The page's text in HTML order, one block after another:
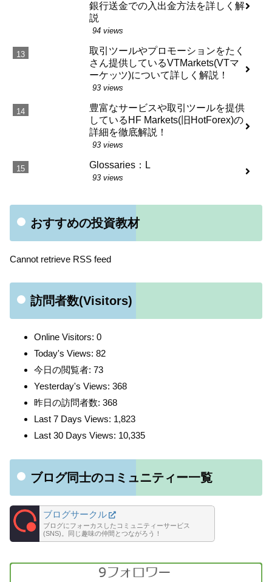
銀行送金での入出金方法を詳しく解
説
94 views
取引ツールやプロモーションをたく
さん提供しているVTMarkets(VTマ
ーケッツ)について詳しく解説！
93 views
豊富なサービスや取引ツールを提供
しているHF Markets(旧HotForex)の
詳細を徹底解説！
93 views
Glossaries：L
93 views
おすすめの投資教材
Cannot retrieve RSS feed
訪問者数(Visitors)
Online Visitors: 0
Today's Views: 82
今日の閲覧者: 73
Yesterday's Views: 368
昨日の訪問者数: 368
Last 7 Days Views: 1,823
Last 30 Days Views: 10,335
ブログ同士のコミュニティー一覧
ブログサークル
ブログにフォーカスしたコミュニティーサービス
(SNS)。同じ趣味の仲間とつながろう！